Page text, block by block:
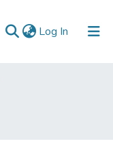
Log In (current)